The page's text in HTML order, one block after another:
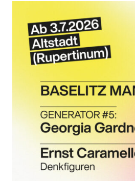
oder Musik bei uns findest
für Menschen von 0-99.